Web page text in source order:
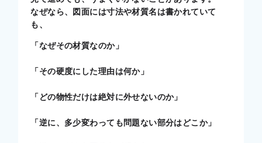
なぜなら、図面には寸法や材質名は書かれていて
も、
「なぜその材質なのか」
「その硬度にした理由は何か」
「どの物性だけは絶対に外せないのか」
「逆に、多少変わっても問題ない部分はどこか」